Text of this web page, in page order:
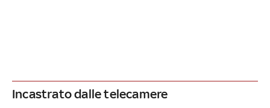
Incastrato dalle telecamere